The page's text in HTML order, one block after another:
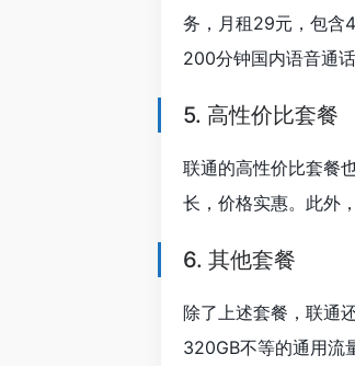
务，月租29元，包含
200分钟国内语音通话
5. 高性价比套餐
联通的高性价比套餐
长，价格实惠。此外
6. 其他套餐
除了上述套餐，联通
320GB不等的通用流